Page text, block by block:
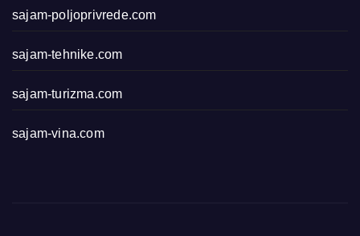
sajam-poljoprivrede.com
sajam-tehnike.com
sajam-turizma.com
sajam-vina.com